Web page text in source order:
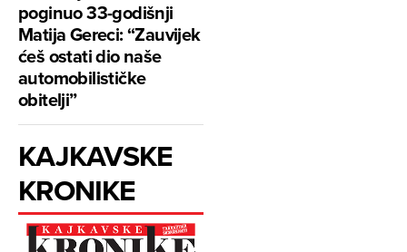
poginuo 33-godišnji
Matija Gereci: “Zauvijek
ćeš ostati dio naše
automobilističke
obitelji”
KAJKAVSKE
KRONIKE